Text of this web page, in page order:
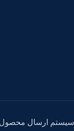
سیستم ارسال محصول